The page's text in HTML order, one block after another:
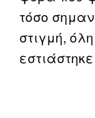
τόσο
στιγμή,